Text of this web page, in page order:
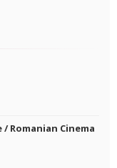
Romanian Cinema